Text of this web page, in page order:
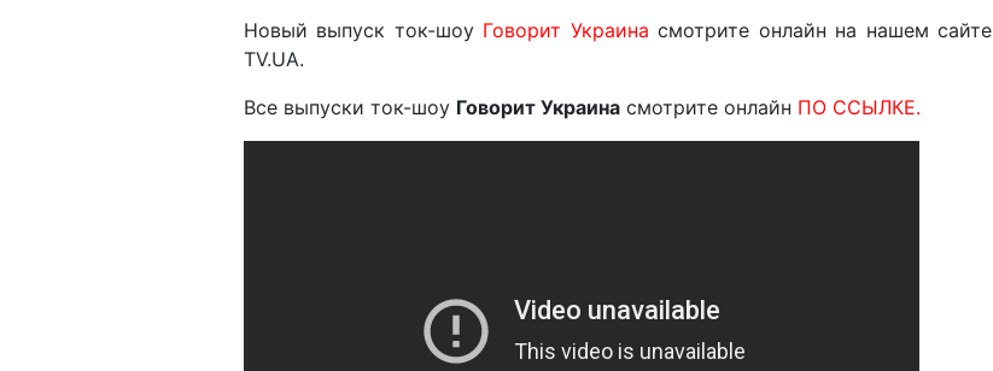
Новый выпуск ток-шоу Говорит Украина смотрите онлайн на нашем сайте
TV.UA.
Все выпуски ток-шоу Говорит Украина смотрите онлайн ПО ССЫЛКЕ.